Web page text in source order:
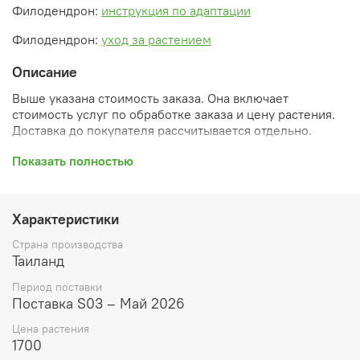
Филодендрон: инструкция по адаптации
Филодендрон: уход за растением
Описание
Выше указана стоимость заказа. Она включает
стоимость услуг по обработке заказа и цену растения.
Доставка до покупателя рассчитывается отдельно.
После оформления заказа вы получите его
скидки, уточнен способ доставки, сделано
бронирование и т.д.). Затем вам будут высланы
согласованные счета со ссылками на оплату услуг и
растений. При этом предварительный заказ теряет силу.
Внимание: фото в каталоге демонстрирует сорт, а не
размере, указанном в карточке товара ниже.
Показать полностью
Характеристики
Страна производства
Таиланд
Период поставки
Поставка S03 – Май 2026
Цена растения
1700